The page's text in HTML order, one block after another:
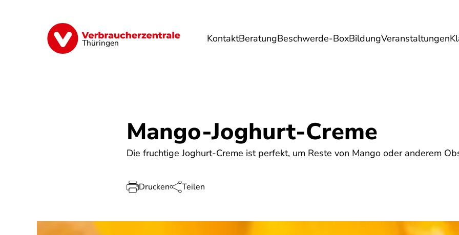
Thüringen KontaktBeratungBeschwerde-BoxBildungVeranstaltungen
Finanzen Digitales Lebensmittel Umwelt Gesundheit Energie
Mango-Joghurt-Creme
Die fruchtige Joghurt‑Creme ist perfekt, um Reste von Mango oder anderem
Drucken Teilen